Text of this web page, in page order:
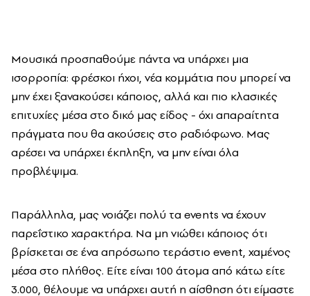
Μουσικά προσπαθούμε πάντα να υπάρχει μια
ισορροπία: φρέσκοι ήχοι, νέα κομμάτια που μπορεί να
μην έχει ξανακούσει κάποιος, αλλά και πιο κλασικές
επιτυχίες μέσα στο δικό μας είδος - όχι απαραίτητα
πράγματα που θα ακούσεις στο ραδιόφωνο. Μας
αρέσει να υπάρχει έκπληξη, να μην είναι όλα
προβλέψιμα.
Παράλληλα, μας νοιάζει πολύ τα events να έχουν
παρεΐστικο χαρακτήρα. Να μη νιώθει κάποιος ότι
βρίσκεται σε ένα απρόσωπο τεράστιο event, χαμένος
μέσα στο πλήθος. Είτε είναι 100 άτομα από κάτω είτε
3.000, θέλουμε να υπάρχει αυτή η αίσθηση ότι είμαστε